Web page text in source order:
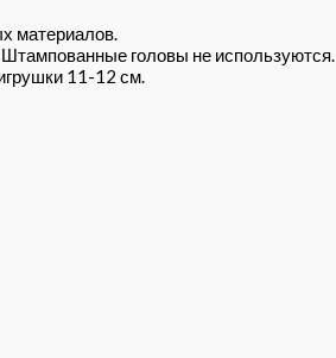
материалов.
Штампованные головы не используются.
11-12 см.